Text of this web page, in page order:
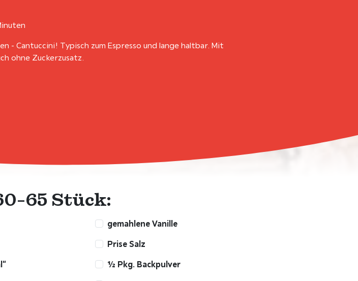
- Cantuccini! Typisch zum Espresso und lange haltbar. Mit
ohne Zuckerzusatz.
65 Stück:
gemahlene Vanille
Prise Salz
½ Pkg. Backpulver